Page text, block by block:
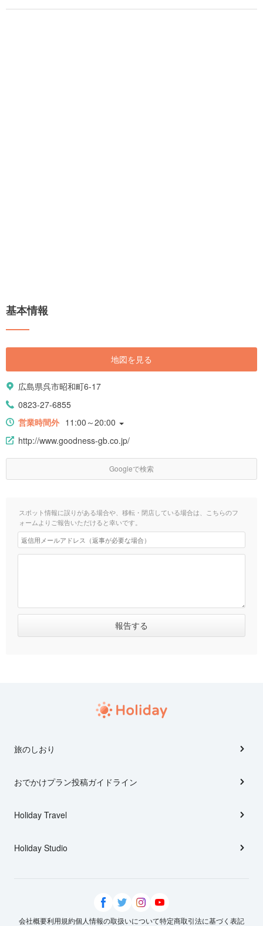
基本情報
地図を見る
広島県呉市昭和町6-17
0823-27-6855
営業時間外 11:00～20:00
http://www.goodness-gb.co.jp/
Googleで検索
スポット情報に誤りがある場合や、移転・閉店している場合は、こちらのフ
ォームよりご報告いただけると幸いです。
旅のしおり
おでかけプラン投稿ガイドライン
Holiday Travel
Holiday Studio
会社概要利用規約個人情報の取扱いについて特定商取引法に基づく表記